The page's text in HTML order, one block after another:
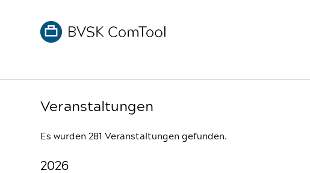
Veranstaltungen
Es wurden 281 Veranstaltungen gefunden.
2026